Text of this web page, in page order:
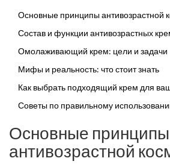
распространенных ошибок.
Основные принципы антивозрастной
Состав и функции антивозрастных
Омолаживающий крем: цели и задачи
Мифы и реальность: что стоит знать
Как выбрать подходящий крем для
Советы по правильному
Основные принципы
антивозрастной